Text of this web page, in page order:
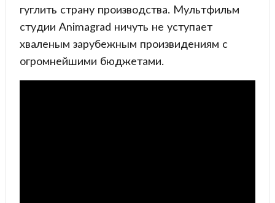
гуглить страну производства. Мультфильм
студии Animagrad ничуть не уступает
хваленым зарубежным произвидениям с
огромнейшими бюджетами.